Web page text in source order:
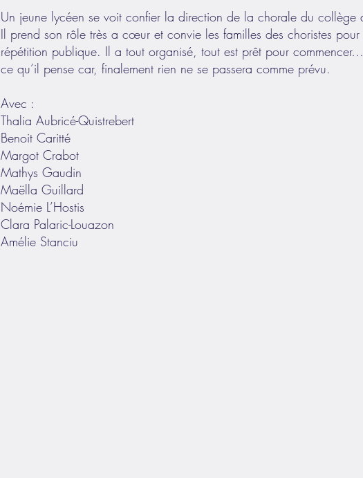
Un jeune lycéen se voit confier la direction de la chorale du collège
Il prend son rôle très a cœur et convie les familles des choristes pour
répétition publique. Il a tout organisé, tout est prêt pour
ce qu’il pense car, finalement rien ne se passera comme prévu.
Avec :
Thalia Aubricé-Quistrebert
Benoit Caritté
Margot Crabot
Mathys Gaudin
Maëlla Guillard
Noémie L’Hostis
Clara Palaric-Louazon
Amélie Stanciu